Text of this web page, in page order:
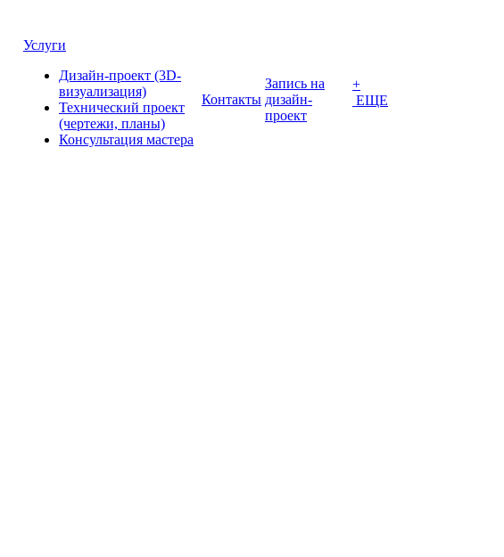
Услуги
Дизайн-проект (3D-
визуализация)
Технический проект
(чертежи, планы)
Консультация мастера
Контакты
Запись на
дизайн-
проект
+
ЕЩЕ